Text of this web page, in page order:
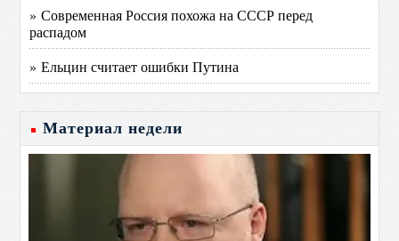
» Современная Россия похожа на СССР перед
распадом
» Ельцин считает ошибки Путина
Материал недели